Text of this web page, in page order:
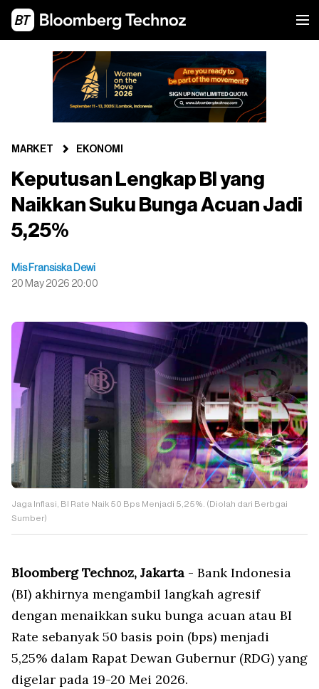
MARKET EKONOMI
Keputusan Lengkap BI yang
Naikkan Suku Bunga Acuan Jadi
5,25%
Mis Fransiska Dewi
20 May 2026 20:00
Jaga Inflasi, BI Rate Naik 50 Bps Menjadi 5,25%. (Diolah dari Berbgai
Sumber)
Bloomberg Technoz, Jakarta - Bank Indonesia
(BI) akhirnya mengambil langkah agresif
dengan menaikkan suku bunga acuan atau BI
Rate sebanyak 50 basis poin (bps) menjadi
5,25% dalam Rapat Dewan Gubernur (RDG) yang
digelar pada 19-20 Mei 2026.